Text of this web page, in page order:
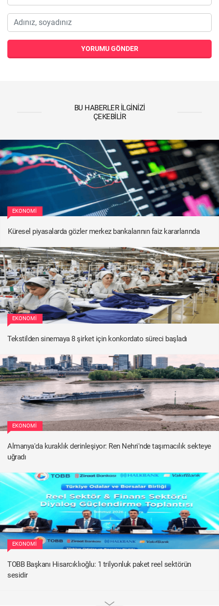
YORUMU GÖNDER
BU HABERLER İLGINIZI
ÇEKEBILIR
EKONOMI
Küresel piyasalarda gözler merkez bankalarının faiz kararlarında
EKONOMI
Tekstilden sinemaya 8 şirket için konkordato süreci başladı
EKONOMI
Almanya'da kuraklık derinleşiyor: Ren Nehri'nde taşımacılık sekteye
uğradı
EKONOMI
TOBB Başkanı Hisarcıklıoğlu: 1 trilyonluk paket reel sektörün
sesidir